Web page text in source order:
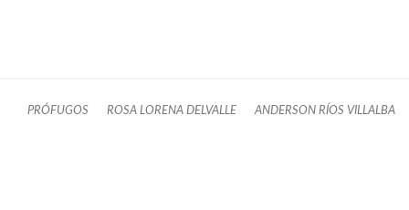
PRÓFUGOS ROSA LORENA DELVALLE ANDERSON RÍOS VILLALBA